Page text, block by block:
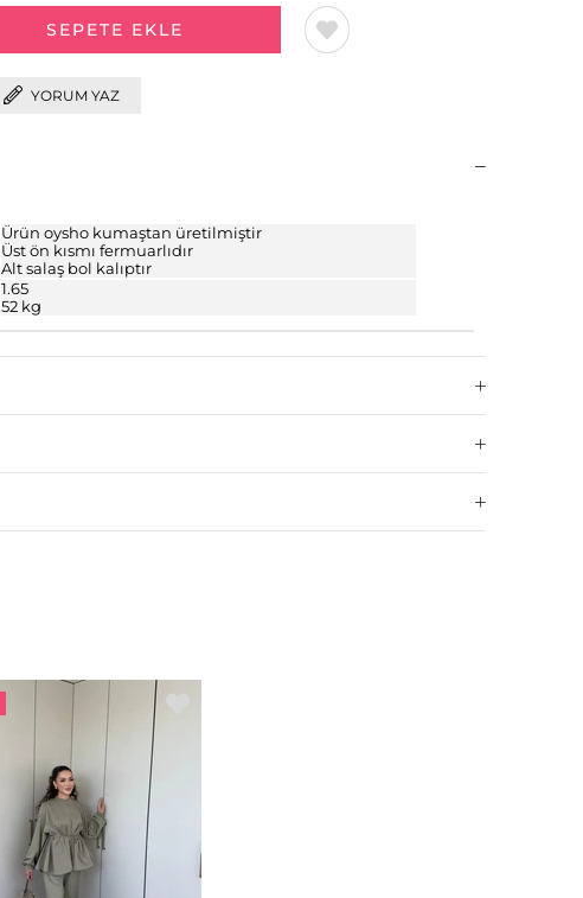
YORUM YAZ
Ürün oysho kumaştan üretilmiştir
Üst ön kısmı fermuarlıdır
Alt salaş bol kalıptır
1.65
52 kg